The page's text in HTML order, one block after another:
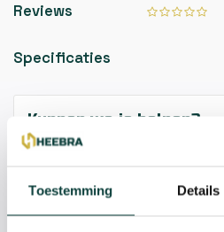
Toestemming Details
Reviews
Specificaties
Kunnen we je helpen?
info@heebra.com